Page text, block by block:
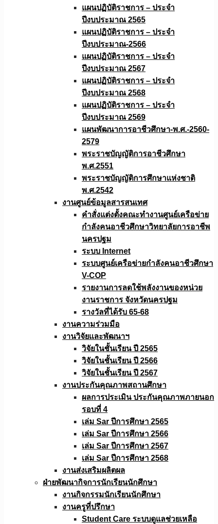
แผนปฏิบัติราชการ – ประจำ
ปีงบประมาณ 2565
แผนปฏิบัติราชการ – ประจำ
ปีงบประมาณ-2566
แผนปฏิบัติราชการ – ประจำ
ปีงบประมาณ 2567
แผนปฏิบัติราชการ – ประจำ
ปีงบประมาณ 2568
แผนปฏิบัติราชการ – ประจำ
ปีงบประมาณ 2569
แผนพัฒนาการอาชีวศึกษา-พ.ศ.-2560-
2579
พระราชบัญญัติการอาชีวศึกษา
พ.ศ.2551
พระราชบัญญัติการศึกษาแห่งชาติ
พ.ศ.2542
งานศูนย์ข้อมูลสารสนเทศ
คำสั่งแต่งตั้งคณะทำงานศูนย์เครือข่าย
กำลังคนอาชีวศึกษาวิทยาลัยการอาชีพ
นครปฐม
ระบบ Internet
ระบบศูนย์เครือข่ายกำลังคนอาชีวศึกษา
V-COP
รายงานการลดใช้พลังงานของหน่วย
งานราชการ จังหวัดนครปฐม
รางวัลที่ได้รับ 65-68
งานความร่วมมือ
งานวิจัยเเละพัฒนาฯ
วิจัยในชั้นเรียน ปี 2565
วิจัยในชั้นเรียน ปี 2566
วิจัยในชั้นเรียน ปี 2567
งานประกันคุณภาพสถานศึกษา
ผลการประเมิน ประกันคุณภาพภายนอก
รอบที่ 4
เล่ม Sar ปีการศึกษา 2565
เล่ม Sar ปีการศึกษา 2566
เล่ม Sar ปีการศึกษา 2567
เล่ม Sar ปีการศึกษา 2568
งานส่งเสริมผลิตผล
ฝ่ายพัฒนากิจการนักเรียนนักศึกษา
งานกิจกรรมนักเรียนนักศึกษา
งานครูที่ปรึกษา
Student Care ระบบดูแลช่วยเหลือ